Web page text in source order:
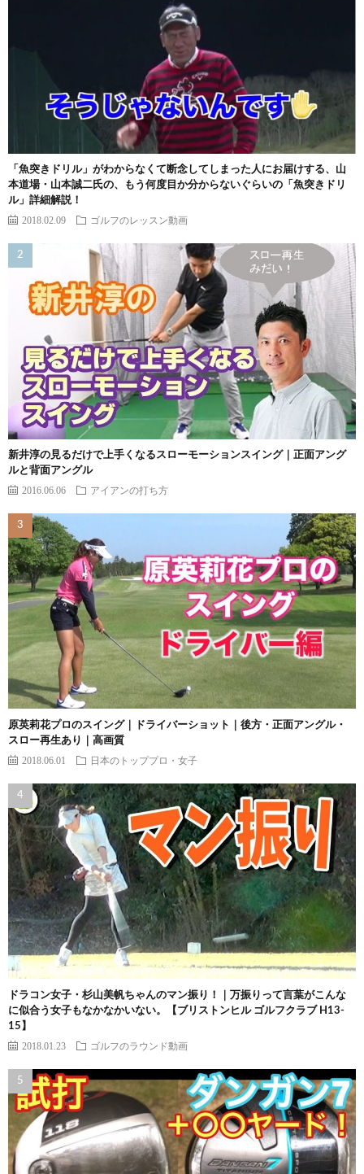
「魚突きドリル」がわからなくて断念してしまった人にお届けする、山
本道場・山本誠二氏の、もう何度目か分からないぐらいの「魚突きドリ
ル」詳細解説！
2018.02.09 ゴルフのレッスン動画
新井淳の見るだけで上手くなるスローモーションスイング｜正面アング
ルと背面アングル
2016.06.06 アイアンの打ち方
原英莉花プロのスイング｜ドライバーショット｜後方・正面アングル・
スロー再生あり｜高画質
2018.06.01 日本のトッププロ・女子
ドラコン女子・杉山美帆ちゃんのマン振り！｜万振りって言葉がこんな
に似合う女子もなかなかいない。【ブリストンヒル ゴルフクラブ H13-
15】
2018.01.23 ゴルフのラウンド動画